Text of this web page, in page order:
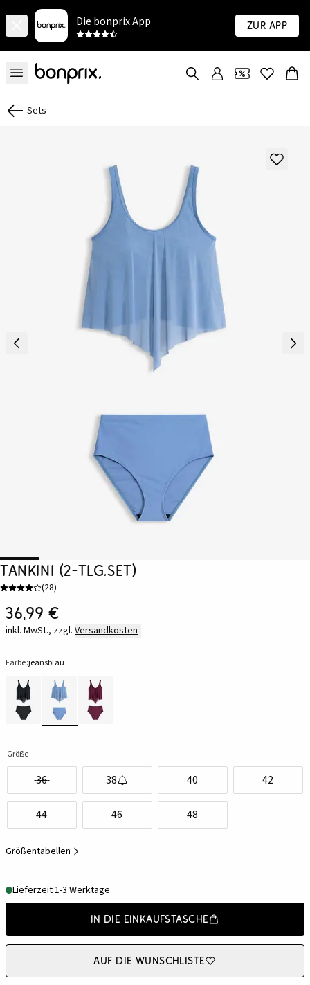
Die bonprix App Zur App
Sets
Tankini (2-tlg.Set)
(28)
36,99 €
inkl. MwSt., zzgl. Versandkosten
Farbe:jeansblau
Größe:
36 38 40 42
44 46 48
Größentabellen
Lieferzeit 1-3 Werktage
In die Einkaufstasche
Auf die Wunschliste